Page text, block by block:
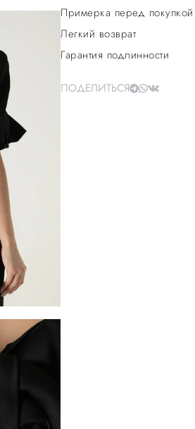
Примерка перед покупкой
Легкий возврат
Гарантия подлинности
ПОДЕЛИТЬСЯ